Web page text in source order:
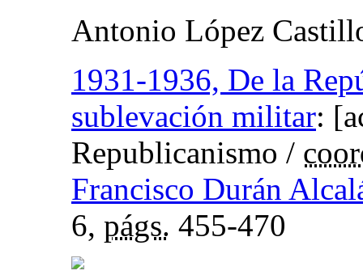
Antonio López
1931-1936, De la
sublevación militar:
Republicanismo /
Francisco Durán
6, págs. 455-470